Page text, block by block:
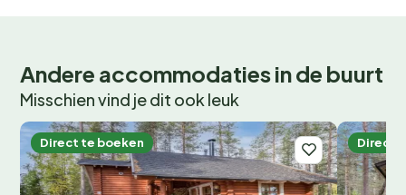
Andere accommodaties in de buurt
Misschien vind je dit ook leuk
Direct te boeken Direct